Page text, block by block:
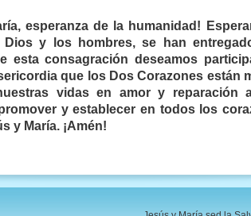
esperanza de la humanidad!
y los hombres, se han
esta consagración deseamos
que los Dos Corazones están
vidas en amor y reparación
y establecer en todos los
y María. ¡Amén!